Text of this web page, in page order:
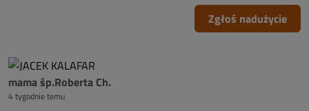
Zgłoś nadużycie
mama śp.Roberta Ch.
4 tygodnie temu